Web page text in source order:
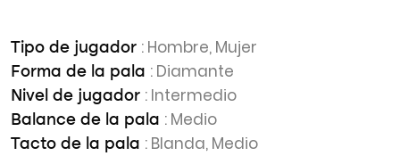
Tipo de jugador : Hombre, Mujer
Forma de la pala : Diamante
Nivel de jugador : Intermedio
Balance de la pala : Medio
Tacto de la pala : Blanda, Medio